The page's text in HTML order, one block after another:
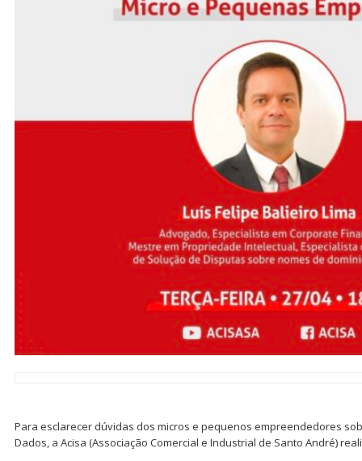
Para esclarecer dúvidas dos micros e pequenos empreendedores
Dados, a Acisa (Associação Comercial e Industrial de Santo André)